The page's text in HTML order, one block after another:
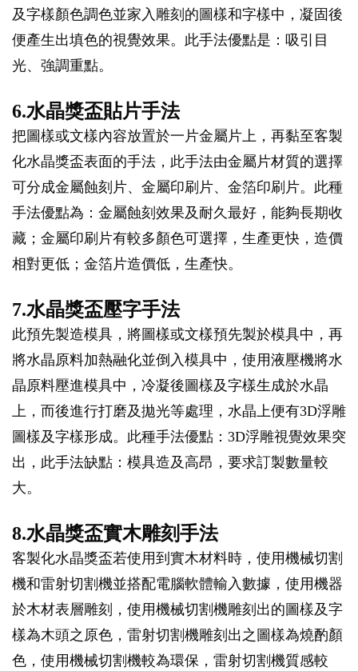
及字樣顏色調色並家入雕刻的圖樣和字樣中，凝固後
便產生出填色的視覺效果。此手法優點是：吸引目
光、強調重點。
6.水晶獎盃貼片手法
把圖樣或文樣內容放置於一片金屬片上，再黏至客製
化水晶獎盃表面的手法，此手法由金屬片材質的選擇
可分成金屬蝕刻片、金屬印刷片、金箔印刷片。此種
手法優點為：金屬蝕刻效果及耐久最好，能夠長期收
藏；金屬印刷片有較多顏色可選擇，生產更快，造價
相對更低；金箔片造價低，生產快。
7.水晶獎盃壓字手法
此預先製造模具，將圖樣或文樣預先製於模具中，再
將水晶原料加熱融化並倒入模具中，使用液壓機將水
晶原料壓進模具中，冷凝後圖樣及字樣生成於水晶
上，而後進行打磨及拋光等處理，水晶上便有3D浮雕
圖樣及字樣形成。此種手法優點：3D浮雕視覺效果突
出，此手法缺點：模具造及高昂，要求訂製數量較
大。
8.水晶獎盃實木雕刻手法
客製化水晶獎盃若使用到實木材料時，使用機械切割
機和雷射切割機並搭配電腦軟體輸入數據，使用機器
於木材表層雕刻，使用機械切割機雕刻出的圖樣及字
樣為木頭之原色，雷射切割機雕刻出之圖樣為燒酌顏
色，使用機械切割機較為環保，雷射切割機質感較